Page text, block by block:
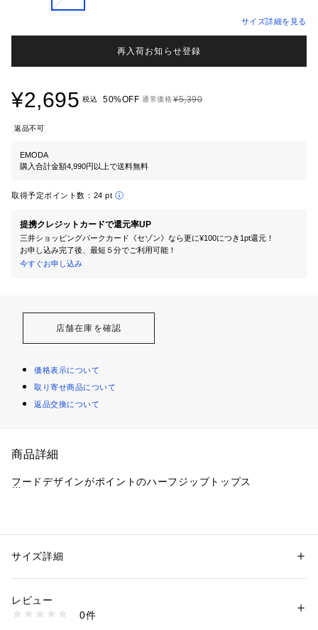
サイズ詳細を見る
再入荷お知らせ登録
¥2,695 税込 50%OFF 通常価格¥5,390
返品不可
EMODA
購入合計金額4,990円以上で送料無料
取得予定ポイント数： 24 pt
提携クレジットカードで還元率UP
三井ショッピングパークカード《セゾン》なら更に¥100につき1pt還元！
お申し込み完了後、最短５分でご利用可能！
今すぐお申し込み
店舗在庫を確認
価格表示について
取り寄せ商品について
返品交換について
商品詳細
フードデザインがポイントのハーフジップトップス
薄手が特徴のミニ裏毛素材なので、夏場でもサラッと着れるア
■スタイリング
ショート丈なのでタイトボトムとの相性もよく
性別：レディース
素材：コットン82％ ポリエステル18％
商品番号：
042532772101 （ショップ）
サイズ詳細
レビュー
0件